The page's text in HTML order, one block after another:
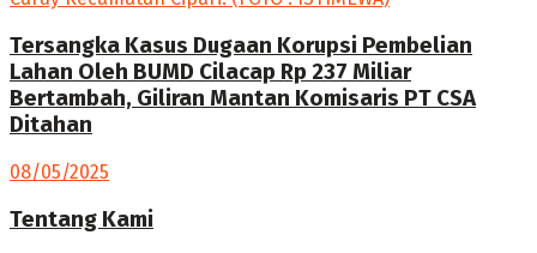
Tersangka Kasus Dugaan Korupsi Pembelian
Lahan Oleh BUMD Cilacap Rp 237 Miliar
Bertambah, Giliran Mantan Komisaris PT CSA
Ditahan
08/05/2025
Tentang Kami